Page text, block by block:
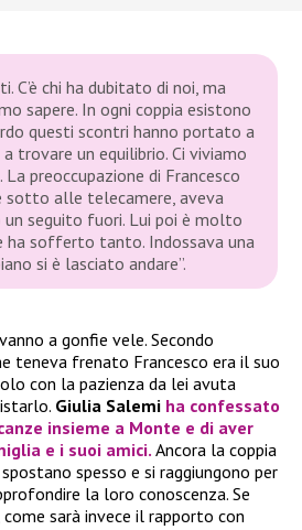
C’è chi ha dubitato di noi, ma
sapere. In ogni coppia esistono
questi scontri hanno portato a
trovare un equilibrio. Ci viviamo
preoccupazione di Francesco
sotto alle telecamere, aveva
un seguito fuori. Lui poi è molto
ha sofferto tanto. Indossava una
si è lasciato andare”.
a gonfie vele. Secondo
teneva frenato Francesco era il suo
con la pazienza da lei avuta
Giulia Salemi ha confessato
insieme a Monte e di aver
e i suoi amici. Ancora la coppia
spesso e si raggiungono per
la loro conoscenza. Se
come sarà invece il rapporto con